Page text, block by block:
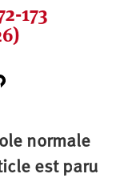
173
normale
est paru